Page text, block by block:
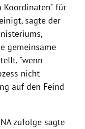
Koordinaten" für
sagte der
gemeinsame
"wenn
nicht
auf den Feind
zufolge sagte